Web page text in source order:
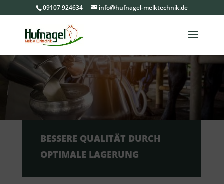
09107 924634 info@hufnagel-melktechnik.de
BESSERE QUALITÄT DURCH
OPTIMALE LAGERUNG